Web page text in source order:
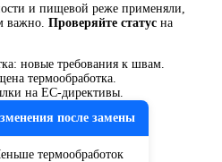
и пищевой реже применяли,
важно. Проверяйте статус на
новые требования к швам.
термообработка.
на ЕС-директивы.
после замены
термообработок